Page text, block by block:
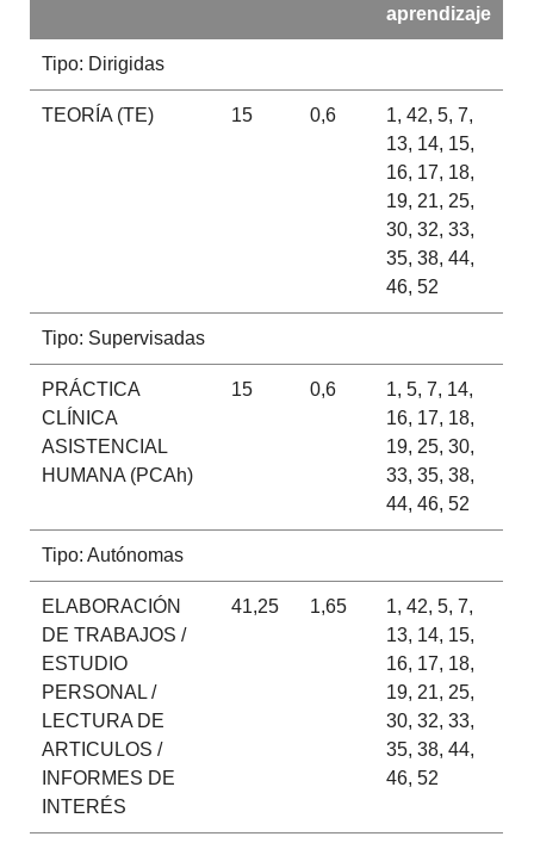
aprendizaje
Tipo: Dirigidas
TEORÍA (TE) 15 0,6
1, 42, 5, 7,
13, 14, 15,
16, 17, 18,
19, 21, 25,
30, 32, 33,
35, 38, 44,
46, 52
Tipo: Supervisadas
PRÁCTICA
CLÍNICA
ASISTENCIAL
HUMANA (PCAh)
15 0,6
1, 5, 7, 14,
16, 17, 18,
19, 25, 30,
33, 35, 38,
44, 46, 52
Tipo: Autónomas
ELABORACIÓN
DE TRABAJOS /
ESTUDIO
PERSONAL /
LECTURA DE
ARTICULOS /
INFORMES DE
INTERÉS
41,25 1,65
1, 42, 5, 7,
13, 14, 15,
16, 17, 18,
19, 21, 25,
30, 32, 33,
35, 38, 44,
46, 52